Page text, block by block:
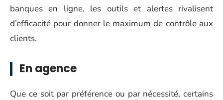
banques en ligne, les outils et alertes rivalisent
d’efficacité pour donner le maximum de contrôle aux
clients.
En agence
Que ce soit par préférence ou par nécessité, certains